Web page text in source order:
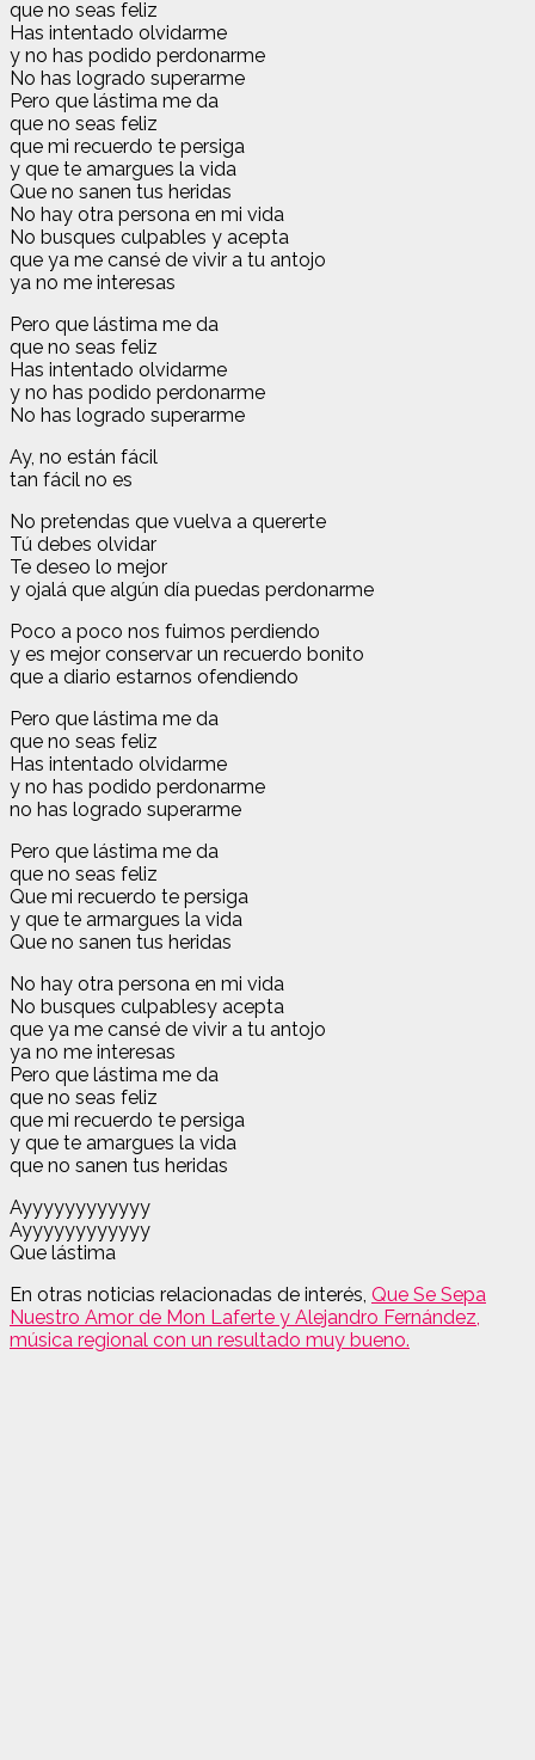
que no seas feliz
Has intentado olvidarme
y no has podido perdonarme
No has logrado superarme
Pero que lástima me da
que no seas feliz
que mi recuerdo te persiga
y que te amargues la vida
Que no sanen tus heridas
No hay otra persona en mi vida
No busques culpables y acepta
que ya me cansé de vivir a tu antojo
ya no me interesas
Pero que lástima me da
que no seas feliz
Has intentado olvidarme
y no has podido perdonarme
No has logrado superarme
Ay, no están fácil
tan fácil no es
No pretendas que vuelva a quererte
Tú debes olvidar
Te deseo lo mejor
y ojalá que algún día puedas perdonarme
Poco a poco nos fuimos perdiendo
y es mejor conservar un recuerdo bonito
que a diario estarnos ofendiendo
Pero que lástima me da
que no seas feliz
Has intentado olvidarme
y no has podido perdonarme
no has logrado superarme
Pero que lástima me da
que no seas feliz
Que mi recuerdo te persiga
y que te armargues la vida
Que no sanen tus heridas
No hay otra persona en mi vida
No busques culpablesy acepta
que ya me cansé de vivir a tu antojo
ya no me interesas
Pero que lástima me da
que no seas feliz
que mi recuerdo te persiga
y que te amargues la vida
que no sanen tus heridas
Ayyyyyyyyyyyy
Ayyyyyyyyyyyy
Que lástima
En otras noticias relacionadas de interés, Que Se Sepa
Nuestro Amor de Mon Laferte y Alejandro Fernández,
música regional con un resultado muy bueno.